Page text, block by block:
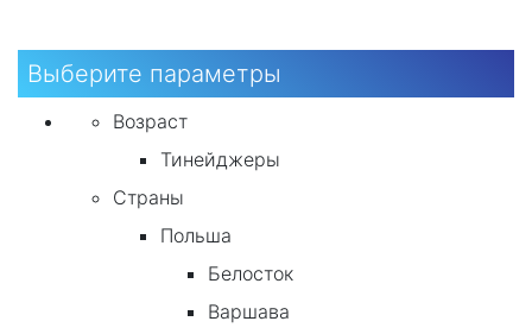
Выберите параметры
Возраст
Тинейджеры
Страны
Польша
Белосток
Варшава